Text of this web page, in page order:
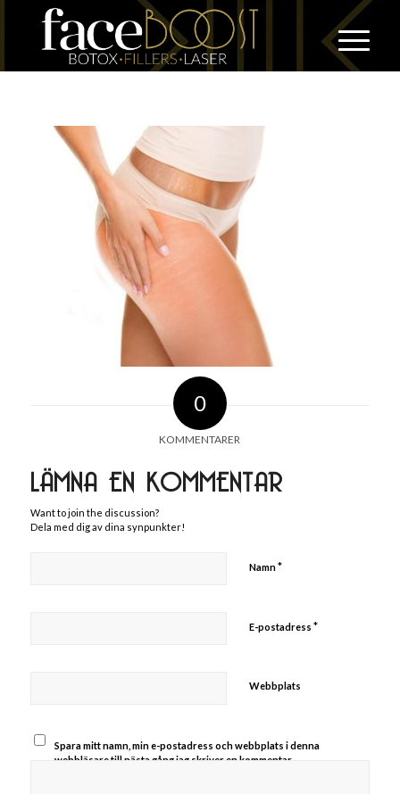
0
KOMMENTARER
LÄMNA EN KOMMENTAR
Want to join the discussion?
Dela med dig av dina synpunkter!
Namn*
E-postadress *
Webbplats
Spara mitt namn, min e-postadress och webbplats i denna
webbläsare till nästa gång jag skriver en kommentar.